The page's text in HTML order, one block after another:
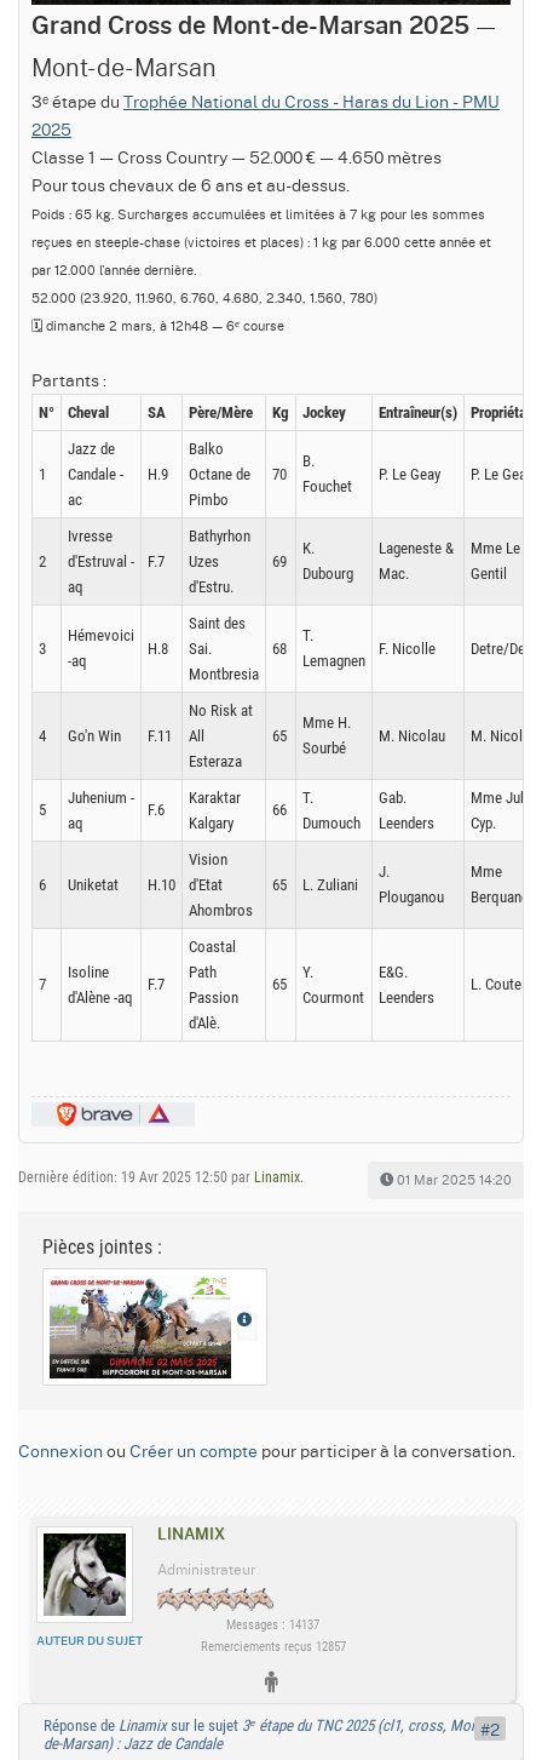
Grand Cross de Mont-de-Marsan 2025 —
Mont-de-Marsan
3ᵉ étape du Trophée National du Cross - Haras du Lion - PMU
2025
Classe 1 — Cross Country — 52.000 € — 4.650 mètres
Pour tous chevaux de 6 ans et au-dessus.
Poids : 65 kg. Surcharges accumulées et limitées à 7 kg pour les sommes
reçues en steeple-chase (victoires et places) : 1 kg par 6.000 cette année et
par 12.000 l'année dernière.
52.000 (23.920, 11.960, 6.760, 4.680, 2.340, 1.560, 780)
🗓️ dimanche 2 mars, à 12h48 — 6ᵉ course
Partants :
N° Cheval SA Père/Mère Kg Jockey Entraîneur(s)
1
Jazz de
Candale -
ac
H.9
Balko
Octane de
Pimbo
70
B.
Fouchet
P. Le Geay P. Le Geay
2
Ivresse
d'Estruval -
aq
F.7
Bathyrhon
Uzes
d'Estru.
69
K.
Dubourg
Lageneste &
Mac.
Mme Le
Gentil
3
Hémevoici
-aq
H.8
Saint des
Sai.
Montbresia
68
T.
Lemagnen
F. Nicolle Detre/Detre
4 Go'n Win F.11
No Risk at
All
Esteraza
65
Mme H.
Sourbé
M. Nicolau M. Nicolau
5
Juhenium -
aq
F.6
Karaktar
Kalgary
66
T.
Dumouch
Gab.
Leenders
Mme
Cyp.
6 Uniketat H.10
Vision
d'Etat
Ahombros
65 L. Zuliani
J.
Plouganou
Mme
Berquand
7
Isoline
d'Alène -aq
F.7
Coastal
Path
Passion
d'Alè.
65
Y.
Courmont
E&G.
Leenders
L.
Dernière édition: 19 Avr 2025 12:50 par Linamix. 01 Mar 2025 14:20
Pièces jointes :
Connexion ou Créer un compte pour participer à la conversation.
LINAMIX
AUTEUR DU SUJET
Administrateur
Messages : 14137
Remerciements reçus 12857
Réponse de Linamixsur le sujet 3ᵉ étape du TNC 2025 (cl1, cross, Mont-
de-Marsan) : Jazz de Candale
#2